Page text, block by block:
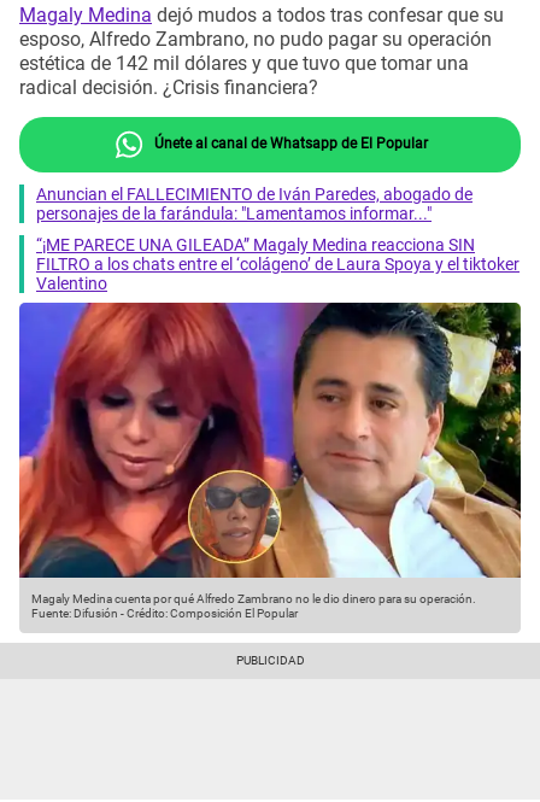
Magaly Medina dejó mudos a todos tras confesar que su
esposo, Alfredo Zambrano, no pudo pagar su operación
estética de 142 mil dólares y que tuvo que tomar una
radical decisión. ¿Crisis financiera?
Únete al canal de Whatsapp de El Popular
Anuncian el FALLECIMIENTO de Iván Paredes, abogado de
personajes de la farándula: "Lamentamos informar..."
“¡ME PARECE UNA GILEADA” Magaly Medina reacciona SIN
FILTRO a los chats entre el ‘colágeno’ de Laura Spoya y el tiktoker
Valentino
Magaly Medina cuenta por qué Alfredo Zambrano no le dio dinero para su operación.
Fuente: Difusión -Crédito: Composición El Popular